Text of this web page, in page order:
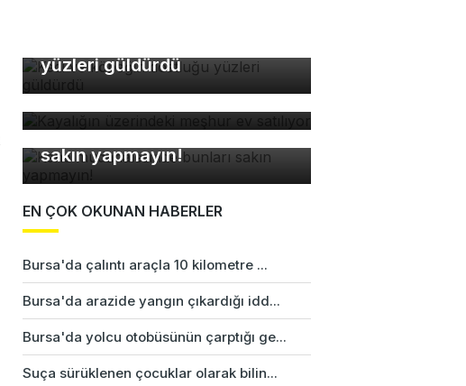
yüzleri güldürdü
Kayalığın üzerindeki meşhur
ev satılıyor
Kene müdahalesinde bunları
sakın yapmayın!
EN ÇOK OKUNAN HABERLER
Bursa'da çalıntı araçla 10 kilometre ...
Bursa'da arazide yangın çıkardığı idd...
Bursa'da yolcu otobüsünün çarptığı ge...
Suça sürüklenen çocuklar olarak bilin...